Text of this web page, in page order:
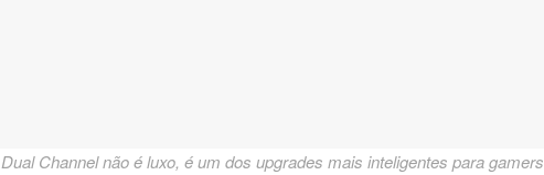
Dual Channel não é luxo, é um dos upgrades mais inteligentes para gamers